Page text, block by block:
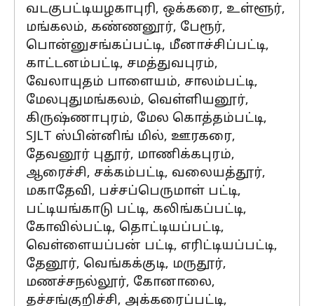
வடகுபட்டியழகாபுரி, ஒக்கரை, உள்ளூர்,
மங்கலம், கண்ணனூர், பேரூர்,
பொன்னுசங்கப்பட்டி, மீனாச்சிப்பட்டி,
காட்டனம்பட்டி, சமத்துவபுரம்,
வேலாயுதம் பாளையம், சாலம்பட்டி,
மேலபுதுமங்கலம், வெள்ளியனூர்,
கிருஷ்ணாபுரம், மேல கொத்தம்பட்டி,
SJLT ஸ்பின்னிங் மில், ஊரகரை,
தேவனூர் புதூர், மாணிக்கபுரம்,
ஆரைச்சி, சக்கம்பட்டி, வலையத்தூர்,
மகாதேவி, பச்சப்பெருமாள் பட்டி,
பட்டியங்காடு பட்டி, கலிங்கப்பட்டி,
கோவில்பட்டி, தொட்டியப்பட்டி,
வெள்ளையப்பன் பட்டி, எரிட்டியப்பட்டி,
தேனூர், வெங்கக்குடி, மருதூர்,
மணச்சநல்லூர், கோனாலை,
தச்சங்குறிச்சி, அக்கரைப்பட்டி,